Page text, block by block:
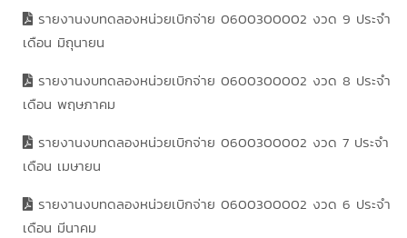
รายงานงบทดลองหน่วยเบิกจ่าย 0600300002 งวด 9 ประจำ
เดือน มิถุนายน
รายงานงบทดลองหน่วยเบิกจ่าย 0600300002 งวด 8 ประจำ
เดือน พฤษภาคม
รายงานงบทดลองหน่วยเบิกจ่าย 0600300002 งวด 7 ประจำ
เดือน เมษายน
รายงานงบทดลองหน่วยเบิกจ่าย 0600300002 งวด 6 ประจำ
เดือน มีนาคม